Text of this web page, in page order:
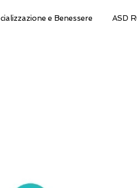
e Benessere ASD